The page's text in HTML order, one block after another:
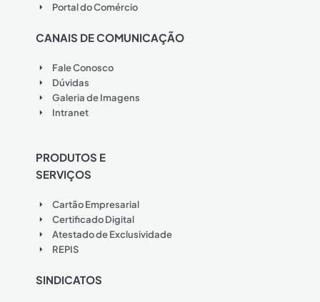
Portal do Comércio
CANAIS DE COMUNICAÇÃO
Fale Conosco
Dúvidas
Galeria de Imagens
Intranet
PRODUTOS E
SERVIÇOS
Cartão Empresarial
Certificado Digital
Atestado de Exclusividade
REPIS
SINDICATOS